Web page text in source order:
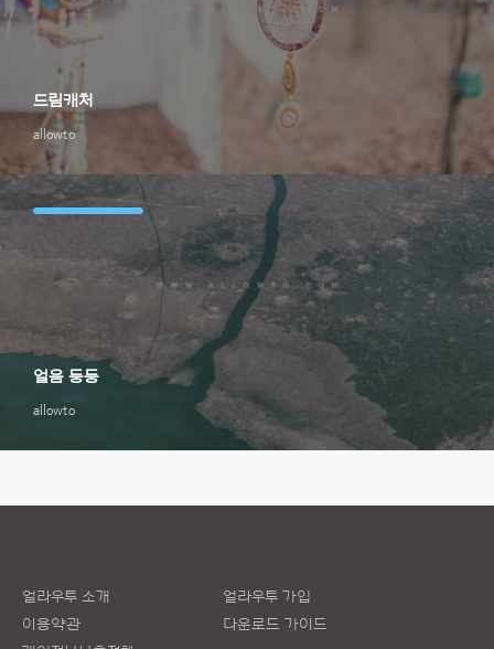
allowto
드림캐처
allowto
얼음 둥둥
얼라우투 소개
이용약관
얼라우투 가입
다운로드 가이드